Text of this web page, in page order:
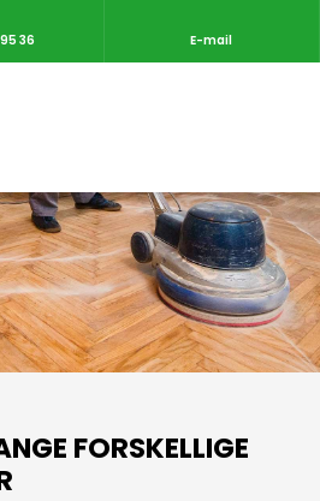
36 E-mail
FORSKELLIGE